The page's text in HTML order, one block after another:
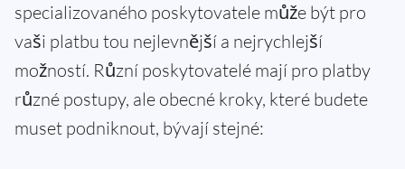
specializovaného poskytovatele může být pro
vaši platbu tou nejlevnější a nejrychlejší
možností. Různí poskytovatelé mají pro platby
různé postupy, ale obecné kroky, které budete
muset podniknout, bývají stejné: